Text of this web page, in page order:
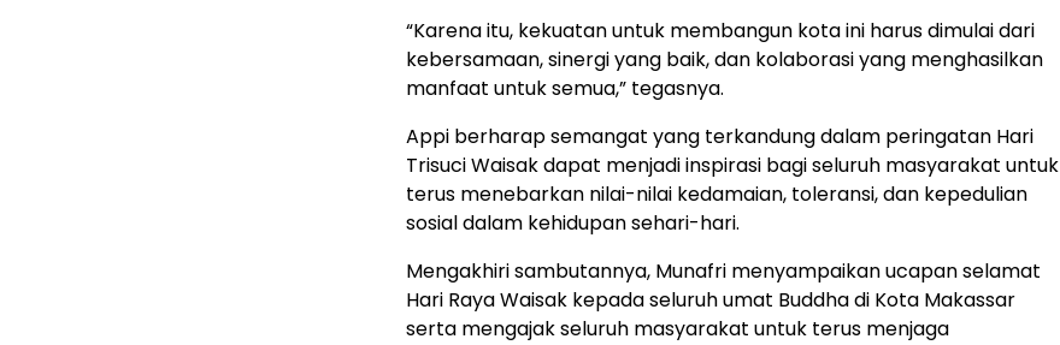
“Karena itu, kekuatan untuk membangun kota ini harus dimulai dari
kebersamaan, sinergi yang baik, dan kolaborasi yang menghasilkan
manfaat untuk semua,” tegasnya.
Appi berharap semangat yang terkandung dalam peringatan Hari
Trisuci Waisak dapat menjadi inspirasi bagi seluruh masyarakat untuk
terus menebarkan nilai-nilai kedamaian, toleransi, dan kepedulian
sosial dalam kehidupan sehari-hari.
Mengakhiri sambutannya, Munafri menyampaikan ucapan selamat
Hari Raya Waisak kepada seluruh umat Buddha di Kota Makassar
serta mengajak seluruh masyarakat untuk terus menjaga